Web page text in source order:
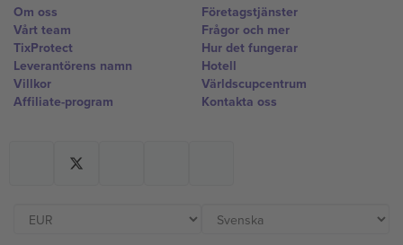
Om oss
Vårt team
TixProtect
Leverantörens namn
Villkor
Affiliate-program
Företagstjänster
Frågor och mer
Hur det fungerar
Hotell
Världscupcentrum
Kontakta oss